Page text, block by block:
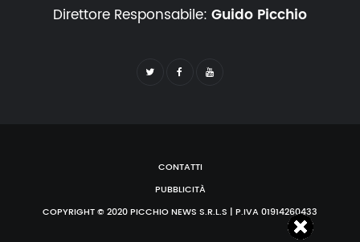
Direttore Responsabile: Guido Picchio
CONTATTI
PUBBLICITÀ
COPYRIGHT © 2020 PICCHIO NEWS S.R.L.S | P.IVA 01914260433